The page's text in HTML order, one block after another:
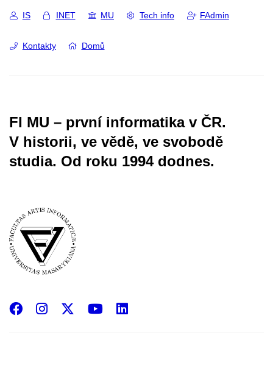
IS INET MU Tech info FAdmin
Kontakty Domů
FI MU – první informatika v ČR.
V historii, ve vědě, ve svobodě
studia. Od roku 1994 dodnes.
Facebook
InstagramYouTube